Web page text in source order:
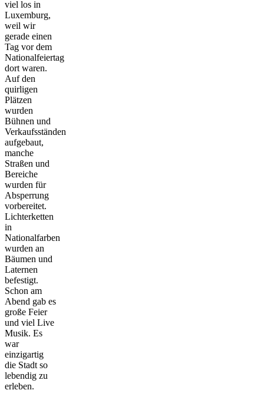
viel los in
Luxemburg,
weil wir
gerade einen
Tag vor dem
Nationalfeiertag
dort waren.
Auf den
quirligen
Plätzen
wurden
Bühnen und
Verkaufsständen
aufgebaut,
manche
Straßen und
Bereiche
wurden für
Absperrung
vorbereitet.
Lichterketten
in
Nationalfarben
wurden an
Bäumen und
Laternen
befestigt.
Schon am
Abend gab es
große Feier
und viel Live
Musik. Es
war
einzigartig
die Stadt so
lebendig zu
erleben.